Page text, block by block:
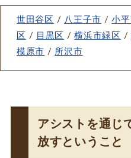
世田谷区 / 八王子市 /小
区 / 目黒区 /横浜市緑区 /
模原市 / 所沢市
アシストを通じ
放すということ